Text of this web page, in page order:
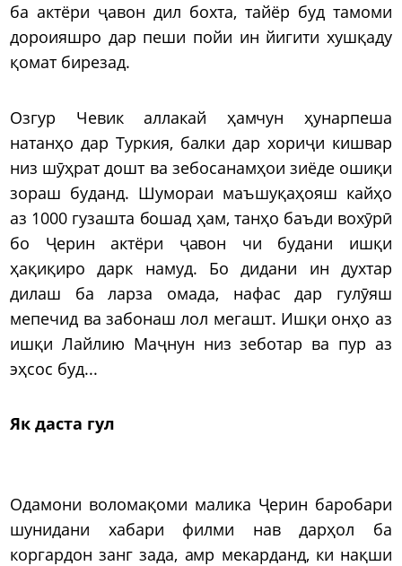
ба актёри ҷавон дил бохта, тайёр буд тамоми
дороияшро дар пеши пойи ин йигити хушқаду
қомат бирезад.
Озгур Чевик аллакай ҳамчун ҳунарпеша
натанҳо дар Туркия, балки дар хориҷи кишвар
низ шӯҳрат дошт ва зебосанамҳои зиёде ошиқи
зораш буданд. Шумораи маъшуқаҳояш кайҳо
аз 1000 гузашта бошад ҳам, танҳо баъди вохӯрӣ
бо Ҷерин актёри ҷавон чи будани ишқи
ҳақиқиро дарк намуд. Бо дидани ин духтар
дилаш ба ларза омада, нафас дар гулӯяш
мепечид ва забонаш лол мегашт. Ишқи онҳо аз
ишқи Лайлию Маҷнун низ зеботар ва пур аз
эҳсос буд...
Як даста гул
Одамони воломақоми малика Ҷерин баробари
шунидани хабари филми нав дарҳол ба
коргардон занг зада, амр мекарданд, ки нақши